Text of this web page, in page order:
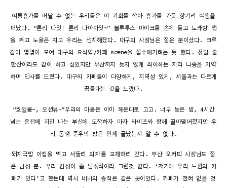
여름휴가를 떠날 수 없는 우리들은 이 기회를 삼아 휴가를 가듯 장거리 여행을
떠났다. “론리 나잇! 론리 나아아잇~” 블루투스 마이크를 손에 들고 노래방 앱
을 켜고 노을은 지고 우리는 센치해졌다. 대구의 사장님은 젊은 분이셨다. 크루
같이 몇몇이 모여 대구의 요식업/카페 scene을 접수해가려는 듯 했다. 정말 술
한잔이라도 같이 하고 싶었지만 부산까지 늦지 않게 쏴야하는 지라 나중을 기약
하며 인사를 드렸다. 대구의 카페들이 다양하게, 지역성 있게, 서울과는 다르게
꿈틀대는 것을 느꼈다.
“호텔룸~, 오션뷰~”우리의 마음은 이미 해운대로 고고. 너무 늦은 밤, 4시간
넘는 운전에 지친 나는 부산에 도착하자 마자 와이프와 함께 골아떨어졌지만 우
리 동생 준우의 밤은 언제 끝났는지 알 수 없다…
돼지국밥 아침을 먹고 서둘러 의자를 교체하러 갔다. 부산 오커피 사장님도 젊
은 남성 분. 우리 감성이 좀 남성적이라 그런것 같다. ‘저기에 우리 느낌의 카
페가 있다’고 했는데 역시 네비의 종착은 같은 곳이었다. 카페가 전혀 없을 것